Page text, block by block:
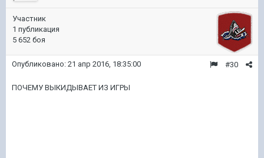
Участник
1 публикация
5 652 боя
#30
Опубликовано: 21 апр 2016, 18:35:00
ПОЧЕМУ ВЫКИДЫВАЕТ ИЗ ИГРЫ